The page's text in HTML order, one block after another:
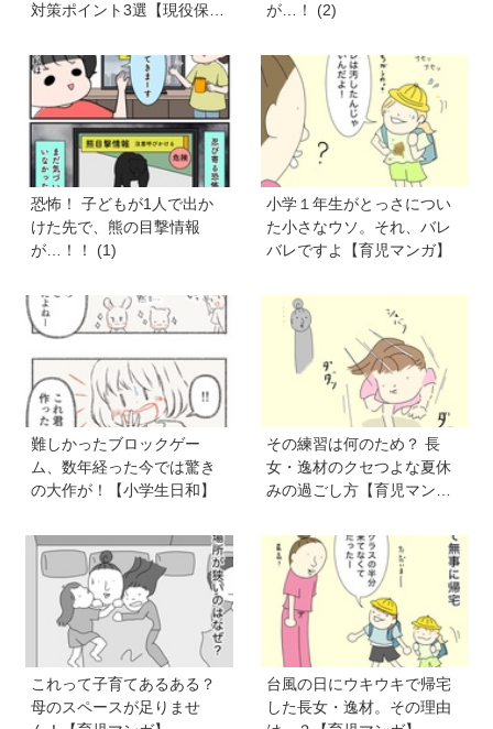
対策ポイント3選【現役保育
ト】
が…！ (2)
恐怖！ 子どもが1人で出か
けた先で、熊の目撃情報
が…！！ (1)
小学１年生がとっさについ
た小さなウソ。それ、バレ
バレですよ【育児マンガ】
難しかったブロックゲー
ム、数年経った今では驚き
の大作が！【小学生日和】
その練習は何のため？ 長
女・逸材のクセつよな夏休
みの過ごし方【育児マン
これって子育てあるある？
母のスペースが足りませ
台風の日にウキウキで帰宅
した長女・逸材。その理由